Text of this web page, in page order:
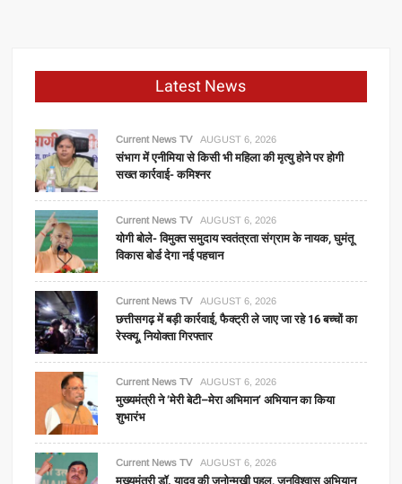
Latest News
Current News TV AUGUST 6, 2026
संभाग में एनीमिया से किसी भी महिला की मृत्यु होने पर होगी
सख्त कार्रवाई- कमिश्नर
Current News TV AUGUST 6, 2026
योगी बोले- विमुक्त समुदाय स्वतंत्रता संग्राम के नायक, घुमंतू
विकास बोर्ड देगा नई पहचान
Current News TV AUGUST 6, 2026
छत्तीसगढ़ में बड़ी कार्रवाई, फैक्ट्री ले जाए जा रहे 16 बच्चों का
रेस्क्यू, नियोक्ता गिरफ्तार
Current News TV AUGUST 6, 2026
मुख्यमंत्री ने ‘मेरी बेटी–मेरा अभिमान’ अभियान का किया
शुभारंभ
Current News TV AUGUST 6, 2026